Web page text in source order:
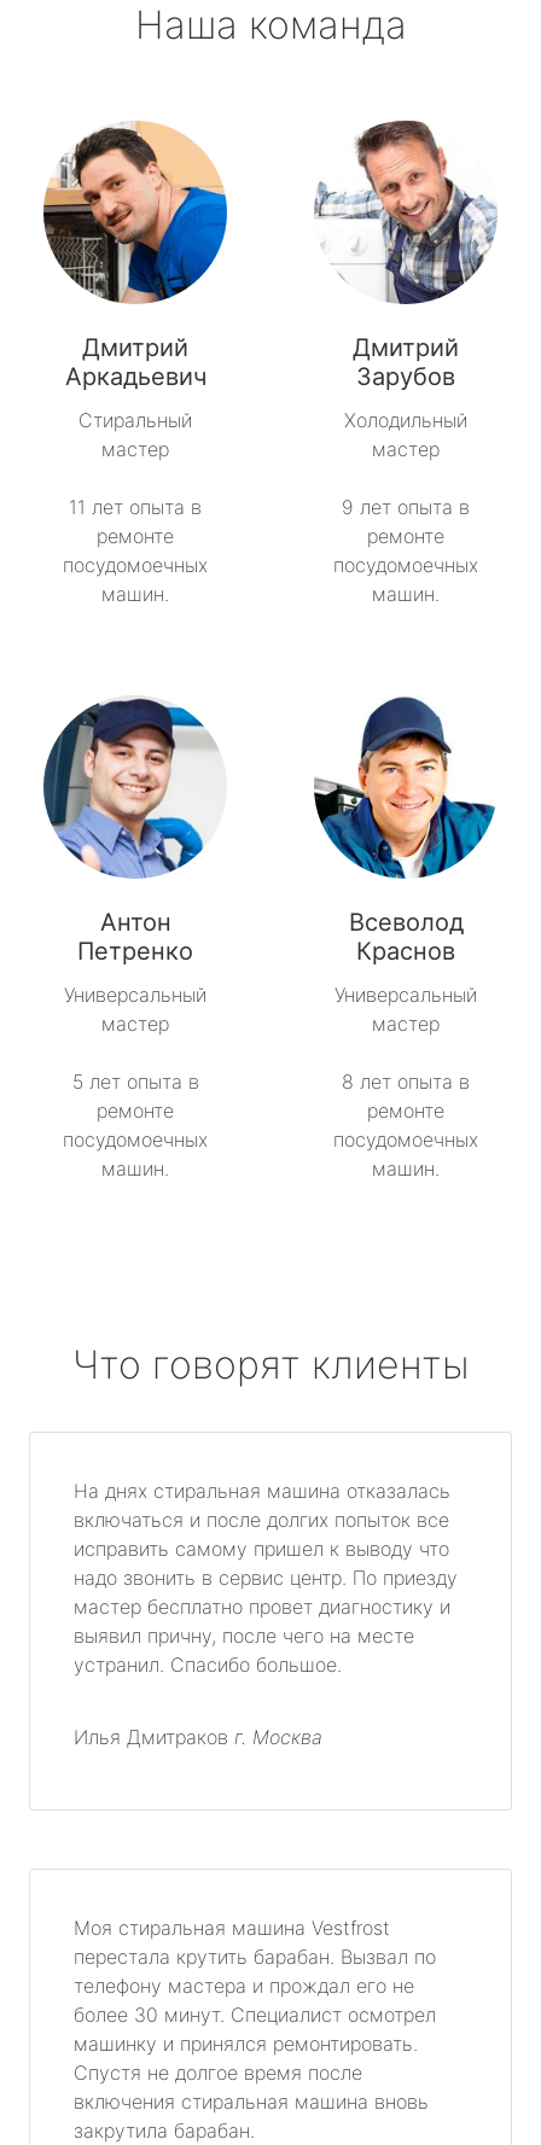
Наша команда
Дмитрий
Аркадьевич
Стиральный
мастер
11 лет опыта в
ремонте
посудомоечных
машин.
Дмитрий
Зарубов
Холодильный
мастер
9 лет опыта в
ремонте
посудомоечных
машин.
Антон
Петренко
Универсальный
мастер
5 лет опыта в
ремонте
посудомоечных
машин.
Всеволод
Краснов
Универсальный
мастер
8 лет опыта в
ремонте
посудомоечных
машин.
Что говорят клиенты
На днях стиральная машина отказалась
включаться и после долгих попыток все
исправить самому пришел к выводу что
надо звонить в сервис центр. По приезду
мастер бесплатно провет диагностику и
выявил причну, после чего на месте
устранил. Спасибо большое.
Илья Дмитраков г. Москва
Моя стиральная машина Vestfrost
перестала крутить барабан. Вызвал по
телефону мастера и прождал его не
более 30 минут. Специалист осмотрел
машинку и принялся ремонтировать.
Спустя не долгое время после
включения стиральная машина вновь
закрутила барабан.